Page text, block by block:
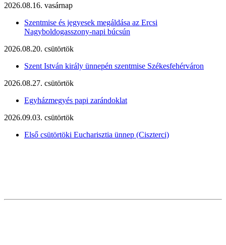
2026.08.16. vasárnap
Szentmise és jegyesek megáldása az Ercsi
Nagyboldogasszony-napi búcsún
2026.08.20. csütörtök
Szent István király ünnepén szentmise Székesfehérváron
2026.08.27. csütörtök
Egyházmegyés papi zarándoklat
2026.09.03. csütörtök
Első csütörtöki Eucharisztia ünnep (Ciszterci)